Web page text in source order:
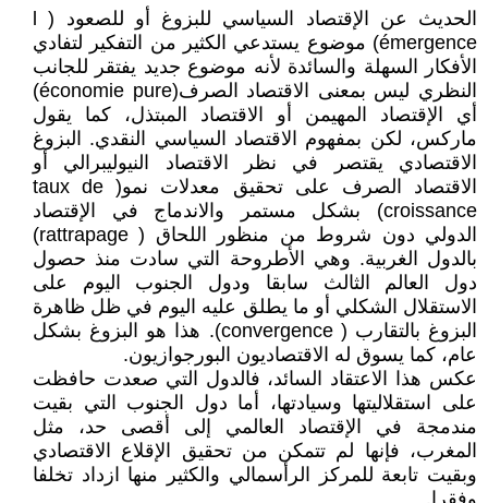
émergence) موضوع يستدعي الكثير من التفكير لتفادي
الأفكار السهلة والسائدة لأنه موضوع جديد يفتقر للجانب
النظري ليس بمعنى الاقتصاد الصرف(économie pure)
أي الإقتصاد المهيمن أو الاقتصاد المبتذل، كما يقول
ماركس، لكن بمفهوم الاقتصاد السياسي النقدي. البزوغ
الاقتصادي يقتصر في نظر الاقتصاد النيوليبرالي أو
الاقتصاد الصرف على تحقيق معدلات نمو( taux de
croissance) بشكل مستمر والاندماج في الإقتصاد
الدولي دون شروط من منظور اللحاق ( rattrapage)
بالدول الغربية. وهي الأطروحة التي سادت منذ حصول
دول العالم الثالث سابقا ودول الجنوب اليوم على
الاستقلال الشكلي أو ما يطلق عليه اليوم في ظل ظاهرة
البزوغ بالتقارب ( convergence). هذا هو البزوغ بشكل
عام، كما يسوق له الاقتصاديون البورجوازيون.
عكس هذا الاعتقاد السائد، فالدول التي صعدت حافظت
على استقلاليتها وسيادتها، أما دول الجنوب التي بقيت
مندمجة في الإقتصاد العالمي إلى أقصى حد، مثل
المغرب، فإنها لم تتمكن من تحقيق الإقلاع الاقتصادي
وبقيت تابعة للمركز الرأسمالي والكثير منها ازداد تخلفا